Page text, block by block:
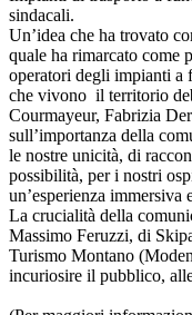
sindacali.
Un’idea che ha trovato
quale ha rimarcato come
operatori degli impianti a
che vivono il territorio
Courmayeur, Fabrizia
sull’importanza della
le nostre unicità, di
possibilità, per i nostri
un’esperienza immersiva
La crucialità della
Massimo Feruzzi, di
Turismo Montano
incuriosire il pubblico,